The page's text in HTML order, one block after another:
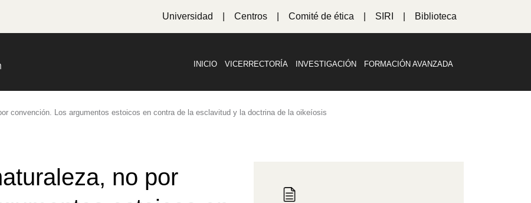
Universidad Centros Comité de ética SIRI Biblioteca
INICIO VICERRECTORÍA INVESTIGACIÓN FORMACIÓN AVANZADA
convención. Los argumentos estoicos en contra de la esclavitud y la doctrina de la oikeíosis
no por